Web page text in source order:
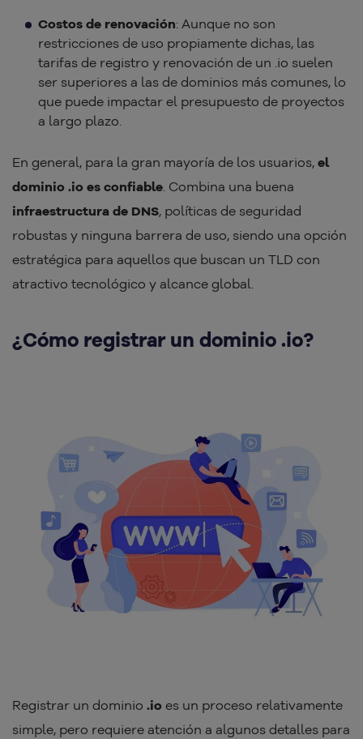
Costos de renovación: Aunque no son
restricciones de uso propiamente dichas, las
tarifas de registro y renovación de un .io suelen
ser superiores a las de dominios más comunes, lo
que puede impactar el presupuesto de proyectos
a largo plazo.
En general, para la gran mayoría de los usuarios, el
dominio .io es confiable . Combina una buena
infraestructura de DNS, políticas de seguridad
robustas y ninguna barrera de uso, siendo una opción
estratégica para aquellos que buscan un TLD con
atractivo tecnológico y alcance global.
¿Cómo registrar un dominio .io?
Registrar un dominio .io es un proceso relativamente
simple, pero requiere atención a algunos detalles para